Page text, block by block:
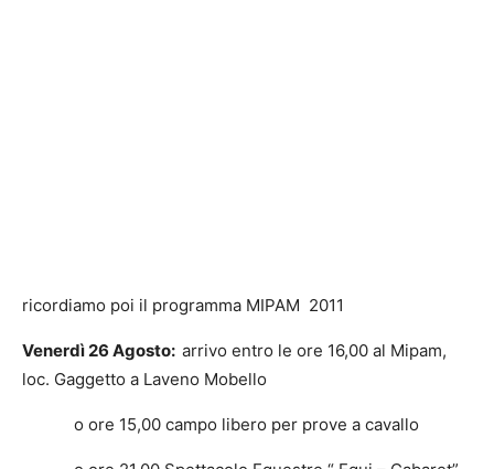
ricordiamo poi il programma MIPAM 2011
Venerdì 26 Agosto: arrivo entro le ore 16,00 al Mipam,
loc. Gaggetto a Laveno Mobello
o ore 15,00 campo libero per prove a cavallo